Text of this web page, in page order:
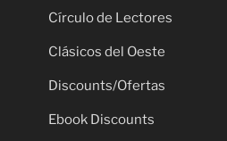
Círculo de Lectores
Clásicos del Oeste
Discounts/Ofertas
Ebook Discounts